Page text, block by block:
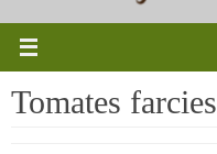
Tomates farcies